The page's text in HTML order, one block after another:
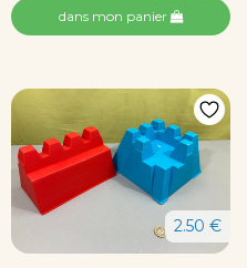
dans mon panier
2.50 €